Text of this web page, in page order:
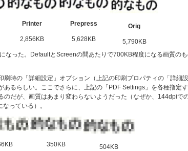
Printer Prepress
Orig
2,856KB 5,628KB
5,790KB
なった。DefaultとScreenの間あたりで700KB程度になる画質の
時の「詳細設定」オプション（上記の印刷プロパティの「詳細設
るらしい。ここでさらに、上記の「PDF Settings」を各種指定す
のだが、画質はあまり変わらないようだった（なぜか、144dpiで
っている）。
350KB
504KB